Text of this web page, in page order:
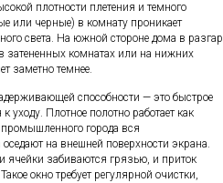
плотности плетения и темного
или черные) в комнату проникает
света. На южной стороне дома в разгар
затененных комнатах или на нижних
заметно темнее.
способности — это быстрое
уходу. Плотное полотно работает как
города вся
на внешней поверхности экрана.
ячейки забиваются грязью, и приток
окно требует регулярной очистки,